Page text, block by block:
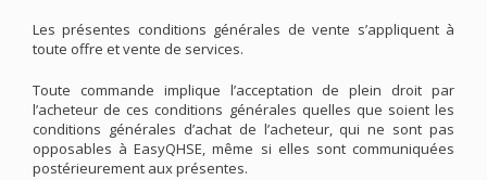
Les présentes conditions générales de vente s’appliquent à
toute offre et vente de services.
Toute commande implique l’acceptation de plein droit par
l’acheteur de ces conditions générales quelles que soient les
conditions générales d’achat de l’acheteur, qui ne sont pas
opposables à EasyQHSE, même si elles sont communiquées
postérieurement aux présentes.